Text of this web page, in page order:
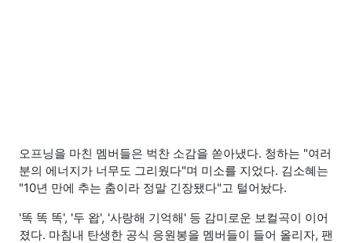
오프닝을 마친 멤버들은 벅찬 소감을 쏟아냈다. 청하는 "여러
분의 에너지가 너무도 그리웠다"며 미소를 지었다. 김소혜는
"10년 만에 추는 춤이라 정말 긴장됐다"고 털어놨다.
'똑 똑 똑', '두 왑', '사랑해 기억해' 등 감미로운 보컬곡이 이어
졌다. 마침내 탄생한 공식 응원봉을 멤버들이 들어 올리자, 팬